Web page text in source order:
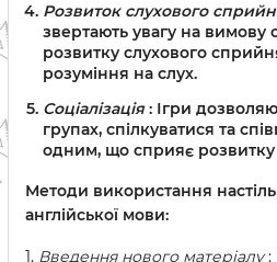
Розвиток слухового
звертають увагу на вимову
розвитку слухового
розуміння на слух.
Соціалізація: Ігри
групах, спілкуватися та
одним, що сприяє розвитку
Методи використання
англійської мови:
1. Введення нового матеріалу: